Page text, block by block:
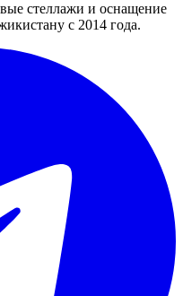
стеллажи и оснащение
с 2014 года.